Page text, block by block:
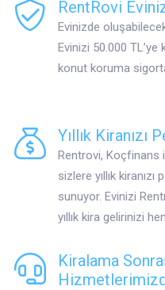
RentRovi
Evinizde
Evinizi 50.000 TL’ye
konut koruma
Yıllık Kiranızı
Rentrovi, Koçfinans
sizlere yıllık
sunuyor. Evinizi
yıllık kira gelirinizi
Kiralama